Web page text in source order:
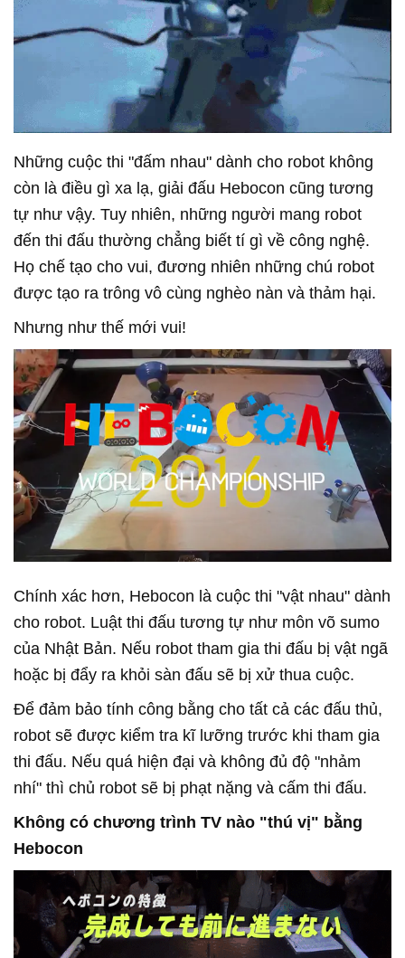
Những cuộc thi "đấm nhau" dành cho robot không
còn là điều gì xa lạ, giải đấu Hebocon cũng tương
tự như vậy. Tuy nhiên, những người mang robot
đến thi đấu thường chẳng biết tí gì về công nghệ.
Họ chế tạo cho vui, đương nhiên những chú robot
được tạo ra trông vô cùng nghèo nàn và thảm hại.
Nhưng như thế mới vui!
Chính xác hơn, Hebocon là cuộc thi "vật nhau" dành
cho robot. Luật thi đấu tương tự như môn võ sumo
của Nhật Bản. Nếu robot tham gia thi đấu bị vật ngã
hoặc bị đẩy ra khỏi sàn đấu sẽ bị xử thua cuộc.
Để đảm bảo tính công bằng cho tất cả các đấu thủ,
robot sẽ được kiểm tra kĩ lưỡng trước khi tham gia
thi đấu. Nếu quá hiện đại và không đủ độ "nhảm
nhí" thì chủ robot sẽ bị phạt nặng và cấm thi đấu.
Không có chương trình TV nào "thú vị" bằng
Hebocon